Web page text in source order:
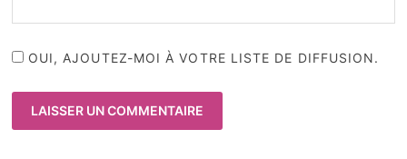
OUI, AJOUTEZ-MOI À VOTRE LISTE DE DIFFUSION.